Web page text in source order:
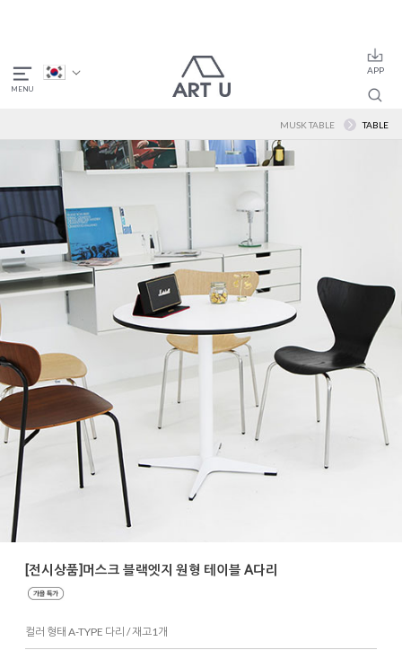
MUSK TABLE TABLE
[전시상품]머스크 블랙엣지 원형 테이블 A다리
컬러 형태 A-TYPE 다리 / 재고1개